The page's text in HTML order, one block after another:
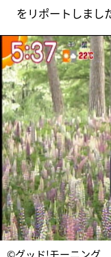
をリポートしまし
©グッド!モーニング